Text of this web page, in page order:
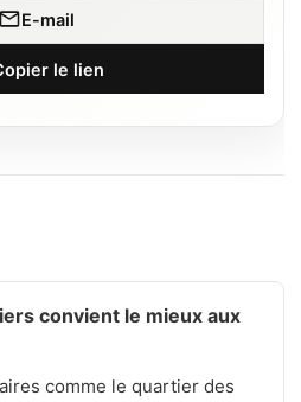
E-mail
le lien
convient le mieux aux
comme le quartier des